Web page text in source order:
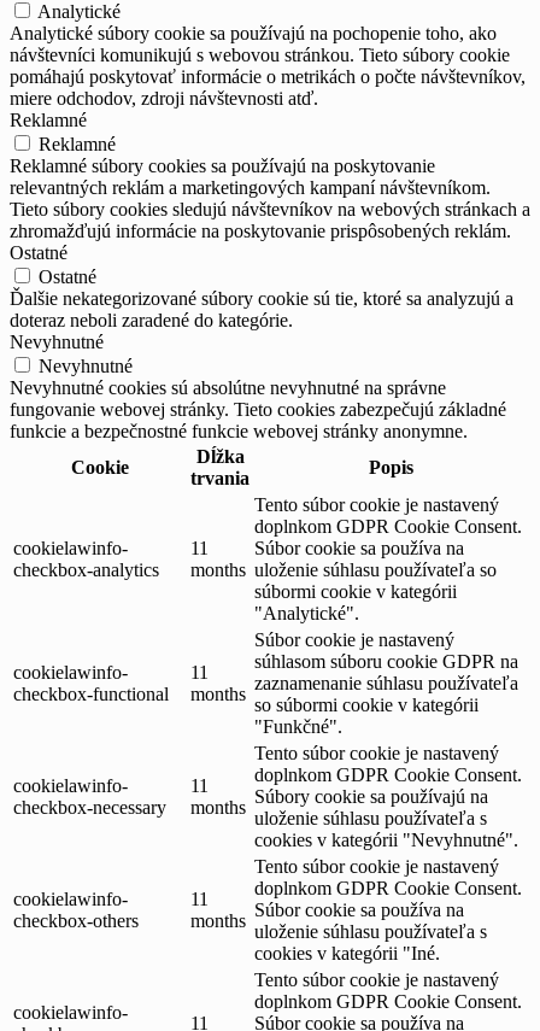
Analytické
Analytické súbory cookie sa používajú na pochopenie toho, ako
návštevníci komunikujú s webovou stránkou. Tieto súbory cookie
pomáhajú poskytovať informácie o metrikách o počte návštevníkov,
miere odchodov, zdroji návštevnosti atď.
Reklamné
Reklamné
Reklamné súbory cookies sa používajú na poskytovanie
relevantných reklám a marketingových kampaní návštevníkom.
Tieto súbory cookies sledujú návštevníkov na webových stránkach a
zhromažďujú informácie na poskytovanie prispôsobených reklám.
Ostatné
Ostatné
Ďalšie nekategorizované súbory cookie sú tie, ktoré sa analyzujú a
doteraz neboli zaradené do kategórie.
Nevyhnutné
Nevyhnutné
Nevyhnutné cookies sú absolútne nevyhnutné na správne
fungovanie webovej stránky. Tieto cookies zabezpečujú základné
funkcie a bezpečnostné funkcie webovej stránky anonymne.
Cookie
Dĺžka
trvania
Popis
cookielawinfo-
checkbox-analytics
11
months
Tento súbor cookie je nastavený
doplnkom GDPR Cookie Consent.
Súbor cookie sa používa na
uloženie súhlasu používateľa so
súbormi cookie v kategórii
"Analytické".
cookielawinfo-
checkbox-functional
11
months
Súbor cookie je nastavený
súhlasom súboru cookie GDPR na
zaznamenanie súhlasu používateľa
so súbormi cookie v kategórii
"Funkčné".
cookielawinfo-
checkbox-necessary
11
months
Tento súbor cookie je nastavený
doplnkom GDPR Cookie Consent.
Súbory cookie sa používajú na
uloženie súhlasu používateľa s
cookies v kategórii "Nevyhnutné".
cookielawinfo-
checkbox-others
11
months
Tento súbor cookie je nastavený
doplnkom GDPR Cookie Consent.
Súbor cookie sa používa na
uloženie súhlasu používateľa s
cookies v kategórii "Iné.
cookielawinfo-
11
Tento súbor cookie je nastavený
doplnkom GDPR Cookie Consent.
Súbor cookie sa používa na